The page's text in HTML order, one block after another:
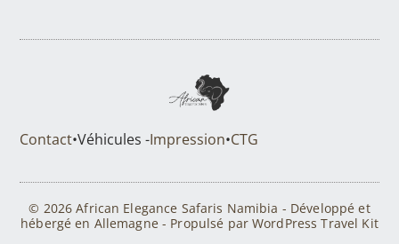
Contact•Véhicules -Impression•CTG
© 2026 African Elegance Safaris Namibia - Développé et
hébergé en Allemagne - Propulsé par WordPress Travel Kit